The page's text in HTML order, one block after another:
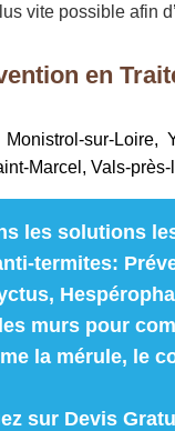
vite possible afin
en
Monistrol-sur-Loire,
Marcel, Vals-
les solutions
termites:
murs pour
la mérule, le
sur Devis